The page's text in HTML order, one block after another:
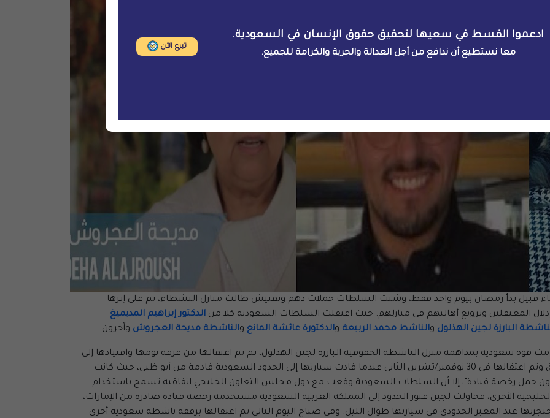
قبيل بدأ رمضان بيوم واحد فقط، وشنت السلطات حملات دهم وتفتيش طالت منازل النشطاء، تم على إثرها
المعتقلين وترويع أهاليهم في منازلهم. حيث اعتقلت السلطات السعودية كلا من الدكتور إبراهيم المديميغ
البارزة لجين الهذلول والناشط محمد الربيعة والدكتورة عائشة المانع والناشطة مديحة العجروش وآخرون.
2.30 مساء من يوم الثلاثاء 15 مايو، قامت قوة سعودية بمداهمة منزل الناشطة الحقوقية البارزة لجين الهذلول، ثم تم اعتقالها من غرفة نومها واقتيادها إلى
سجن الحائر السياسي قبل نقلها إلى جدة. لجين سبق وتم اعتقالها في 30 نوفمبر/تشرين الثاني عندما قادت سيارتها إلى الحدود السعودية قادمة من أبو ظبي، حيث كانت
حمل رخصة قيادة"، إلا أن السلطات السعودية وقعت مع دول مجلس التعاون الخليجي اتفاقية تسمح باستخدام
الأخرى، فحاولت لجين عبور الحدود إلى المملكة العربية السعودية مستخدمة رخصة قيادة صادرة من الإمارات،
عند المعبر الحدودي في سيارتها طوال الليل. وفي صباح اليوم التالي تم اعتقالها برفقة ناشطة سعودية أخرى
ادعموا القسط في سعيها لتحقيق حقوق الإنسان في السعودية.
معا نستطيع أن ندافع من أجل العدالة والحرية والكرامة للجميع.
تبرع الآن